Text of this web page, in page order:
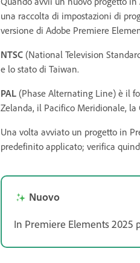
una raccolta di impostazioni di
versione di Adobe Premiere
NTSC (National Television
e lo stato di Taiwan.
PAL (Phase Alternating Line) è il
Zelanda, il Pacifico Meridionale,
Una volta avviato un progetto in
predefinito applicato; verifica
Nuovo
In Premiere Elements 2025